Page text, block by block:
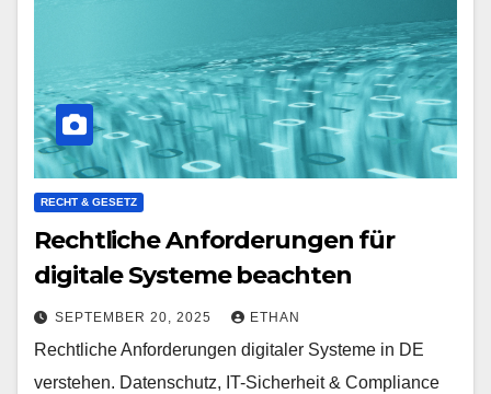
RECHT & GESETZ
Rechtliche Anforderungen für
digitale Systeme beachten
SEPTEMBER 20, 2025 ETHAN
Rechtliche Anforderungen digitaler Systeme in DE
verstehen. Datenschutz, IT-Sicherheit & Compliance